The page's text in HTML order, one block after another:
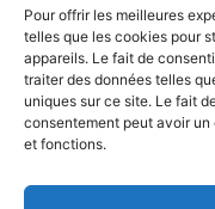
Pour offrir les meilleures
telles que les cookies pour
appareils. Le fait de
traiter des données telles
uniques sur ce site. Le fait
consentement peut avoir
et fonctions.